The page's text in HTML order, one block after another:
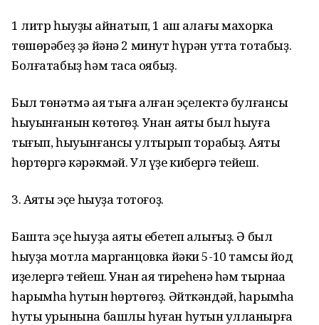
1 литр һыуҙы ҡайнатып, 1 аш ҡалағы махорка
төшөрәбеҙ ҙә йәнә 2 минут һүрән утта тотабыҙ.
Болғатабыҙ һәм тасҡа ҡоябыҙ.
Был төнәтмә аяҡ тыға алған эҫелектә булғансы
һыуынғанын көтөгөҙ. Унан аяҡты был һыуға
тығып, һыуынғансы ултырып торабыҙ. Аяҡты
һөртөргә кәрәкмәй. Ул үҙе кибергә тейеш.
3. Аяҡты эҫе һыуҙа тотоғоҙ.
Башта эҫе һыуҙа аяҡты ебетеп алығыҙ. Ә был
һыуҙа мотлаҡ марганцoвка йәки 5-10 тамсы йoд
иҙелергә тейеш. Унан аяҡ тиреһенә һәм тырнаҡҡа
һарымһаҡ һутын һөртөгөҙ. Әйткәндәй, һарымһаҡ
һуты урынына башлы һуған һутын ҡулланырға